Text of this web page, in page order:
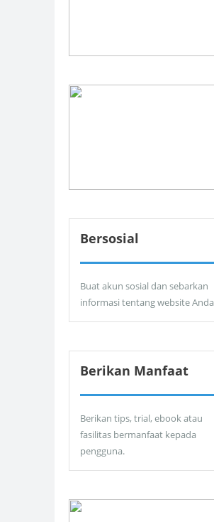
Bersosial
Buat akun sosial dan sebarkan
informasi tentang website Anda
Berikan Manfaat
Berikan tips, trial, ebook atau
fasilitas bermanfaat kepada
pengguna.